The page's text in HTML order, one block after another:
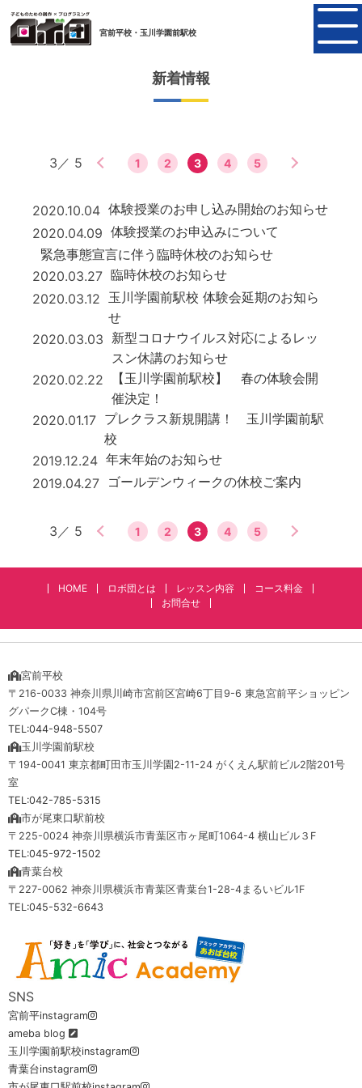
宮前平校・玉川学園前駅校
新着情報
3／ 5 1 2 3 4 5 次のページ
2020.10.04 体験授業のお申し込み開始のお知らせ
2020.04.09 体験授業のお申込みについて
緊急事態宣言に伴う臨時休校のお知らせ
2020.03.27 臨時休校のお知らせ
2020.03.12 玉川学園前駅校 体験会延期のお知ら
せ
2020.03.03 新型コロナウイルス対応によるレッ
スン休講のお知らせ
2020.02.22
【玉川学園前駅校】 春の体験会開
催決定！
2020.01.17 プレクラス新規開講！ 玉川学園前駅
校
2019.12.24 年末年始のお知らせ
2019.04.27 ゴールデンウィークの休校ご案内
3／ 5
＜前のページを見る 1 2 3 4 5 次のページ
HOME ロボ団とは レッスン内容
コース料金
お問合せ
宮前平校
〒216-0033 神奈川県川崎市宮前区宮崎6丁目9-6 東急宮前平ショッピン
グパークC棟・104号
TEL:044-948-5507
玉川学園前駅校
〒194-0041 東京都町田市玉川学園2-11-24 がくえん駅前ビル2階201号
室
TEL:042-785-5315
市が尾東口駅前校
〒225-0024 神奈川県横浜市青葉区市ヶ尾町1064-4 横山ビル３F
TEL:045-972-1502
青葉台校
〒227-0062 神奈川県横浜市青葉区青葉台1-28-4まるいビル1F
TEL:045-532-6643
SNS
宮前平instagram
ameba blog
玉川学園前駅校instagram
青葉台instagram